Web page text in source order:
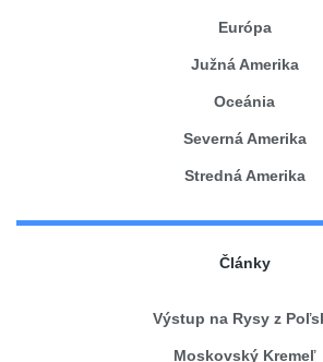
Európa
Južná Amerika
Oceánia
Severná Amerika
Stredná Amerika
Články
Výstup na Rysy z
Moskovský Kremeľ